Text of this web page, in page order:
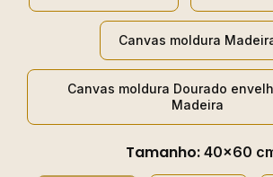
Canvas moldura
Canvas moldura Dourado
Madeira
Tamanho: 40x60